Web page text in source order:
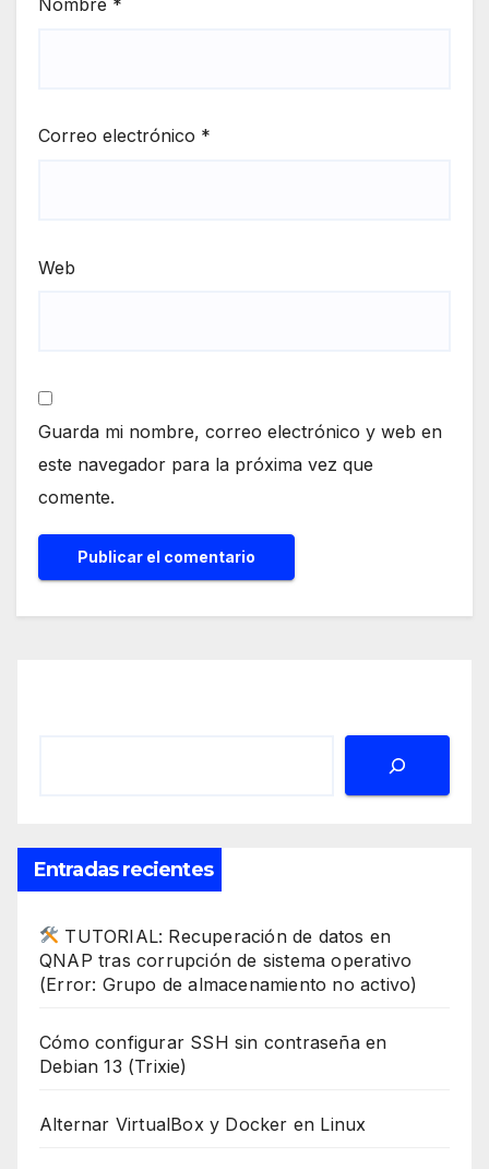
Nombre *
Correo electrónico *
Web
Guarda mi nombre, correo electrónico y web en
este navegador para la próxima vez que
comente.
Entradas recientes
TUTORIAL: Recuperación de datos en
QNAP tras corrupción de sistema operativo
(Error: Grupo de almacenamiento no activo)
Cómo configurar SSH sin contraseña en
Debian 13 (Trixie)
Alternar VirtualBox y Docker en Linux